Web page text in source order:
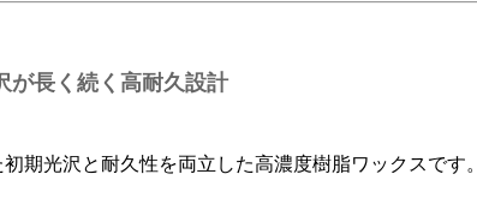
が長く続く高耐久設計
期光沢と耐久性を両立した高濃度樹脂ワックスです。